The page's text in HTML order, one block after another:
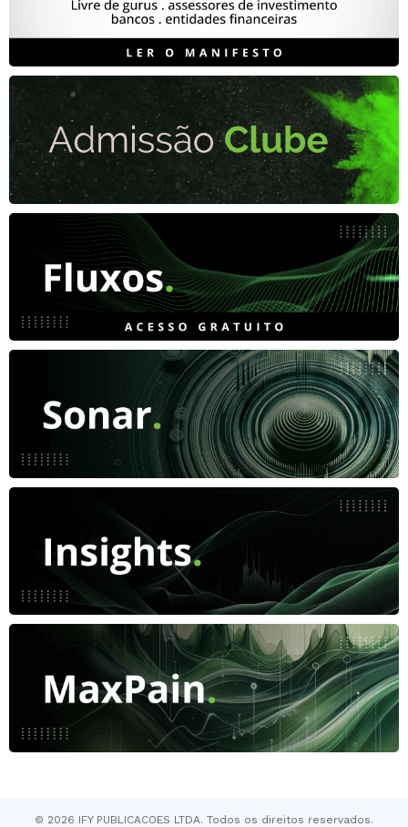
© 2026 IFY PUBLICACOES LTDA. Todos os direitos reservados.